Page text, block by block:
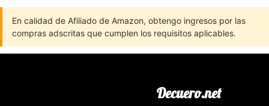
En calidad de Afiliado de Amazon, obtengo ingresos por las
compras adscritas que cumplen los requisitos aplicables.
Decuero.net